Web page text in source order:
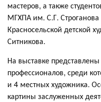
мастеров, а также
МГХПА им. С.Г.
Красносельской детской
Ситникова.
На выставке
профессионалов, среди
и 4 местных художника.
картины заслуженных